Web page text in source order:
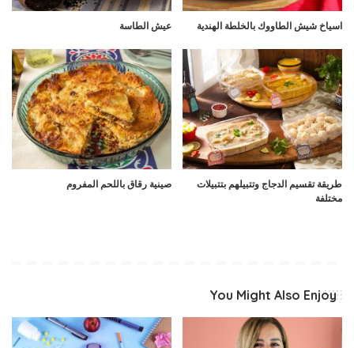
اسياخ شيش الطاووك بالخلطة الهندية عيش الطاسة
طريقة تقسيم الدجاج وتتبيلهم بتتبيلات
مختلفة
صينية رقاق باللحم المفروم
You Might Also Enjoy